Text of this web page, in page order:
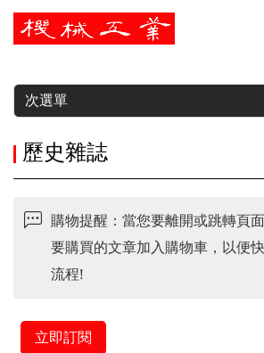
暫停
次選單
歷史雜誌
購物提醒：當您要離開或跳轉頁
要購買的文章加入購物車，以便
流程!
立即訂閱